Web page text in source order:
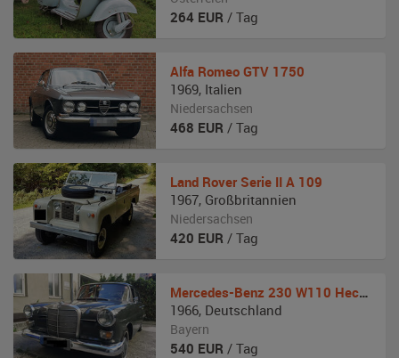
264 EUR / Tag
Alfa Romeo GTV 1750
1969, Italien
Niedersachsen
468 EUR / Tag
Land Rover Serie II A 109
1967, Großbritannien
Niedersachsen
420 EUR / Tag
Mercedes-Benz 230 W110 Heckflosse
1966, Deutschland
Bayern
540 EUR / Tag